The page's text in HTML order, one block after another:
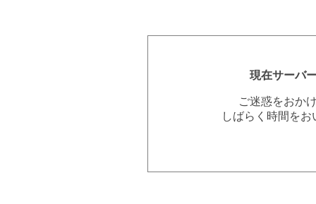
現在サーバ
ご迷惑をおか
しばらく時間を